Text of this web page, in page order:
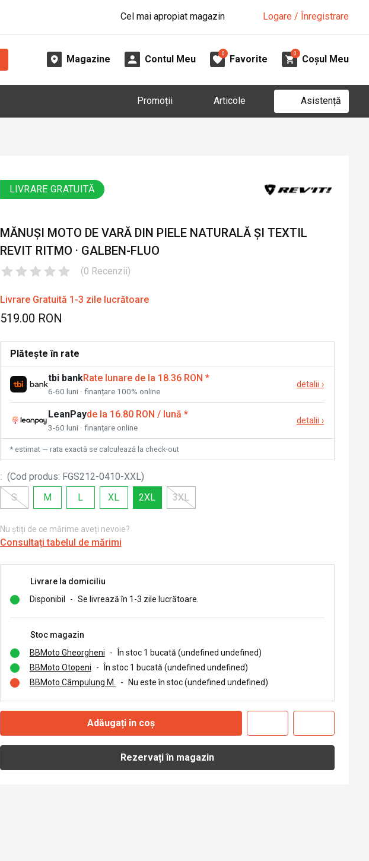
Cel mai apropiat magazin Logare / Înregistrare
Magazine Contul Meu
0
Favorite
0
Coșul Meu
Promoții Articole Asistență
LIVRARE GRATUITĂ
MĂNUȘI MOTO DE VARĂ DIN PIELE NATURALĂ ȘI TEXTIL
REVIT RITMO · GALBEN-FLUO
(0 Recenzii)
Livrare Gratuită 1-3 zile lucrătoare
519.00 RON
Plătește în rate
tbi bankRate lunare de la 18.36 RON *
6-60 luni · finanțare 100% online
detalii ›
LeanPayde la 16.80 RON / lună *
3-60 luni · finanțare online
detalii ›
* estimat — rata exactă se calculează la check-out
: (Cod produs: FGS212-0410-XXL)
S
M L XL 2XL 3XL
Nu știți de ce mărime aveți nevoie?
Consultați tabelul de mărimi
Livrare la domiciliu
Disponibil
- Se livrează în 1-3 zile lucrătoare.
Stoc magazin
BBMoto Gheorgheni
-
În stoc 1 bucată (undefined undefined)
BBMoto Otopeni
-
În stoc 1 bucată (undefined undefined)
BBMoto Câmpulung M.
- Nu este în stoc (undefined undefined)
Adăugați în coș
Rezervați în magazin